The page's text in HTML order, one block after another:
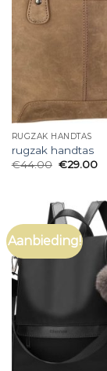
RUGZAK HANDTAS
rugzak handtas
€44.00 €29.00
Aanbieding!